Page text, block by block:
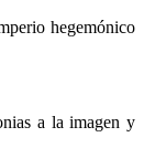
hegemónico
a la imagen y